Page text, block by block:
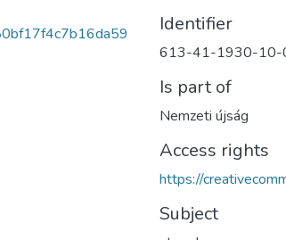
Identifier
613-41-1930-10-
Is part of
Nemzeti újság
Access rights
https://
Subject